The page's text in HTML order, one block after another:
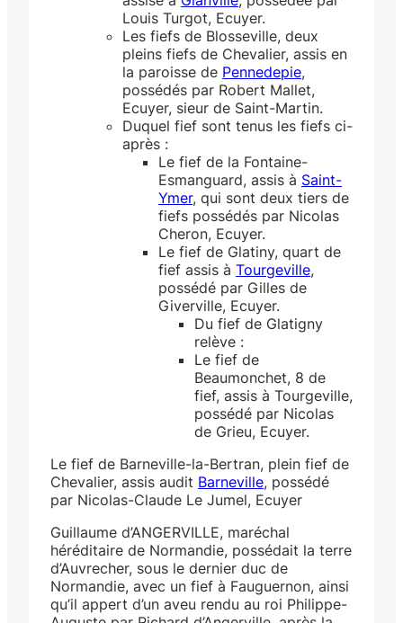
Louis Turgot, Ecuyer.
Les fiefs de Blosseville, deux
pleins fiefs de Chevalier, assis en
la paroisse de Pennedepie,
possédés par Robert Mallet,
Ecuyer, sieur de Saint-Martin.
Duquel fief sont tenus les fiefs ci-
après :
Le fief de la Fontaine-
Esmanguard, assis à Saint-
Ymer, qui sont deux tiers de
fiefs possédés par Nicolas
Cheron, Ecuyer.
Le fief de Glatiny, quart de
fief assis à Tourgeville,
possédé par Gilles de
Giverville, Ecuyer.
Du fief de Glatigny
relève :
Le fief de
Beaumonchet, 8 de
fief, assis à Tourgeville,
possédé par Nicolas
de Grieu, Ecuyer.
Le fief de Barneville-la-Bertran, plein fief de
Chevalier, assis audit Barneville, possédé
par Nicolas-Claude Le Jumel, Ecuyer
Guillaume d’ANGERVILLE, maréchal
héréditaire de Normandie, possédait la terre
d’Auvrecher, sous le dernier duc de
Normandie, avec un fief à Fau­guernon, ainsi
qu’il appert d’un aveu rendu au roi Philippe-